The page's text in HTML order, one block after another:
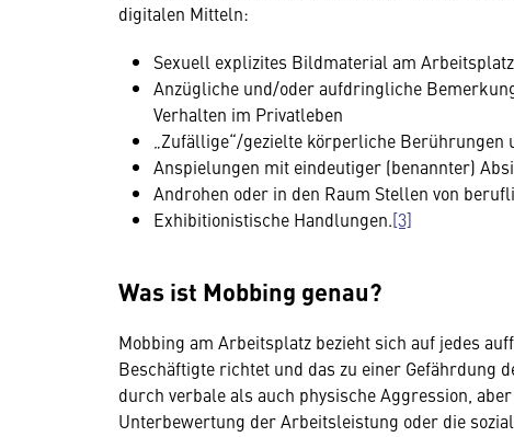
digitalen Mitteln:
Sexuell explizites Bildmaterial am Arbeitsplatz
Anzügliche und/oder aufdringliche
Verhalten im Privatleben
„Zufällige“/gezielte körperliche Berührungen
Anspielungen mit eindeutiger (benannter)
Androhen oder in den Raum Stellen von
Exhibitionistische Handlungen.[3]
Was ist Mobbing genau?
Mobbing am Arbeitsplatz bezieht sich auf jedes
Beschäftigte richtet und das zu einer Gefährdung
durch verbale als auch physische Aggression,
Unterbewertung der Arbeitsleistung oder die